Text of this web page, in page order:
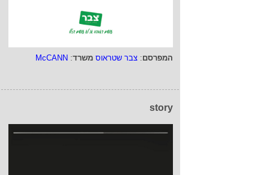
המפרסם: צבר שטראוס משרד:
McCANN
story